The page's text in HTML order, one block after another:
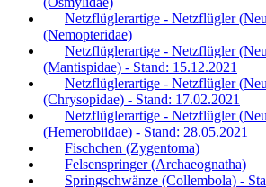
Netzflüglerartige - Netzflügler
(Nemopteridae)
Netzflüglerartige - Netzflügler
(Mantispidae) - Stand: 15.12.2021
Netzflüglerartige - Netzflügler
(Chrysopidae) - Stand: 17.02.2021
Netzflüglerartige - Netzflügler
(Hemerobiidae) - Stand: 28.05.2021
Fischchen (Zygentoma)
Felsenspringer (Archaeognatha)
Springschwänze (Collembola) -